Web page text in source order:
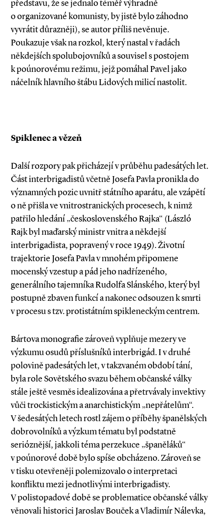
představu, že se jednalo téměř výhradně
o organizované komunisty, by jistě bylo záhodno
vyvrátit důrazněji), se autor příliš nevěnuje.
Poukazuje však na rozkol, který nastal v řadách
někdejších spolubojovníků a souvisel s postojem
k poúnorovému režimu, jejž pomáhal Pavel jako
náčelník hlavního štábu Lidových milicí nastolit.
Spiklenec a vězeň
Další rozpory pak přicházejí v průběhu padesátých let.
Část interbrigadistů včetně Josefa Pavla pronikla do
významných pozic uvnitř státního aparátu, ale vzápětí
o ně přišla ve vnitrostranických procesech, k nimž
patřilo hledání „československého Rajka“ (László
Rajk byl maďarský ministr vnitra a někdejší
interbrigadista, popravený v roce 1949). Životní
trajektorie Josefa Pavla v mnohém připomene
mocenský vzestup a pád jeho nadřízeného,
generálního tajemníka Rudolfa Slánského, který byl
postupně zbaven funkcí a nakonec odsouzen k smrti
v procesu s tzv. protistátním spikleneckým centrem.
Bártova monografie zároveň vyplňuje mezery ve
výzkumu osudů příslušníků interbrigád. I v druhé
polovině padesátých let, v takzvaném období tání,
byla role Sovětského svazu během občanské války
stále ještě vesměs idealizována a přetrvávaly invektivy
vůči trockistickým a anarchistickým „nepřátelům“.
V šedesátých letech rostl zájem o příběhy španělských
dobrovolníků a výzkum tématu byl podstatně
serióznější, jakkoli téma perzekuce „španěláků“
v poúnorové době bylo spíše obcházeno. Zároveň se
v tisku otevřeněji polemizovalo o interpretaci
konfliktu mezi jednotlivými interbrigadisty.
V polistopadové době se problematice občanské války
věnovali historici Jaroslav Bouček a Vladimír Nálevka,